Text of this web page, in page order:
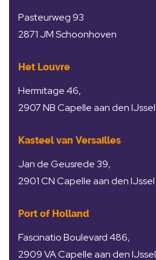
Pasteurweg 93
2871 JM Schoonhoven
Het Louvre
Hermitage 46,
2907 NB Capelle aan den IJssel
Kasteel van Versailles
Jan de Geusrede 39,
2901 CN Capelle aan den IJssel
Port of Holland
Fascinatio Boulevard 486,
2909 VA Capelle aan den IJssel